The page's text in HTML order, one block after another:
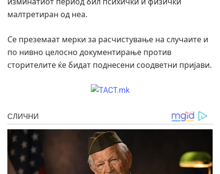
малтретиран од неа.
Се преземаат мерки за расчистување на случаите и
по нивно целосно документирање против
сторителите ќе бидат поднесени соодветни пријави.